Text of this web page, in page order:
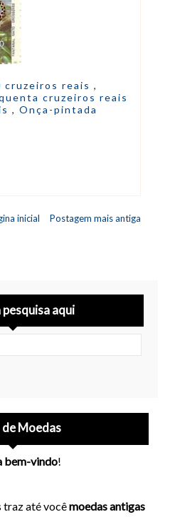
cruzeiros reais ,
cruzeiros reais
, Onça-pintada
Postagem mais antiga
inicial
pesquisa aqui
Moedas
bem-vindo!
traz até vocêmoedas antigas